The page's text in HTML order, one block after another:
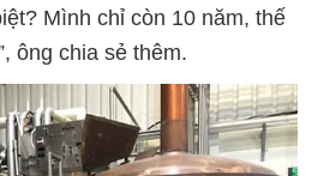
Mình chỉ còn 10 năm, thế
ông chia sẻ thêm.